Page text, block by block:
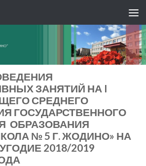
ЗАНЯТИЙ НА I
СРЕДНЕГО
ГОСУДАРСТВЕННОГО
ОБРАЗОВАНИЯ
№ 5 Г. ЖОДИНО» НА
2018/2019